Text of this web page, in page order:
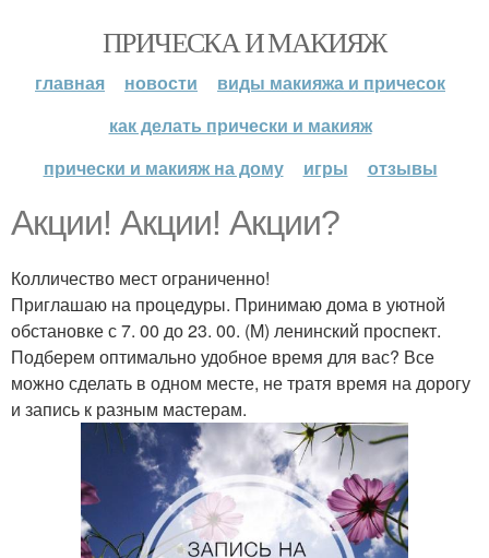
ПРИЧЕСКА И МАКИЯЖ
главная новости
виды макияжа и причесок
как делать прически и макияж
прически и макияж на дому
игры отзывы
Акции! Акции! Акции?
Колличество мест ограниченно!
Приглашаю на процедуры. Принимаю дома в уютной
обстановке с 7. 00 до 23. 00. (M) ленинский проспект.
Подберем оптимально удобное время для вас? Все
можно сделать в одном месте, не тратя время на дорогу
и запись к разным мастерам.